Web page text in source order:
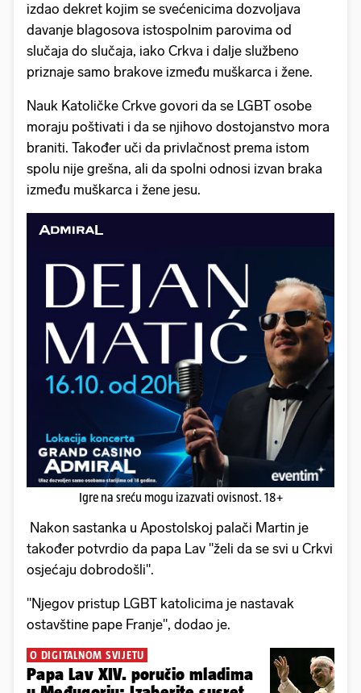
izdao dekret kojim se svećenicima dozvoljava
davanje blagosova istospolnim parovima od
slučaja do slučaja, iako Crkva i dalje službeno
priznaje samo brakove između muškarca i žene.
Nauk Katoličke Crkve govori da se LGBT osobe
moraju poštivati i da se njihovo dostojanstvo mora
braniti. Također uči da privlačnost prema istom
spolu nije grešna, ali da spolni odnosi izvan braka
između muškarca i žene jesu.
Igre na sreću mogu izazvati ovisnost. 18+
Nakon sastanka u Apostolskoj palači Martin je
također potvrdio da papa Lav "želi da se svi u Crkvi
osjećaju dobrodošli".
"Njegov pristup LGBT katolicima je nastavak
ostavštine pape Franje", dodao je.
O DIGITALNOM SVIJETU
Papa Lav XIV. poručio mladima